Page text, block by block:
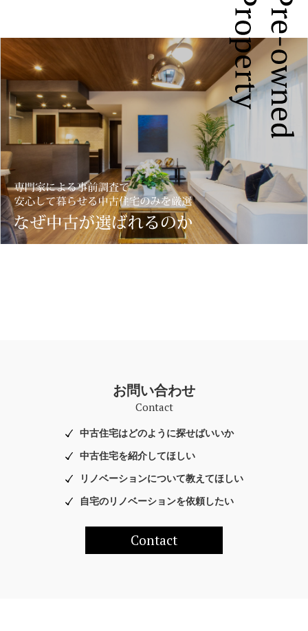
お問い合わせ
Contact
中古住宅はどのように探せばいいか
中古住宅を紹介してほしい
リノベーションについて教えてほしい
自宅のリノベーションを依頼したい
Contact